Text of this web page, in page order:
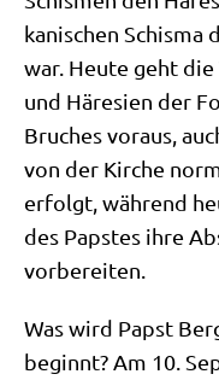
ka­ni­schen Schis­ma
war. Heu­te geht
und Häre­si­en der
Bru­ches vor­aus,
von der Kir­che
erfolgt, wäh­rend
des Pap­stes ihre
vorbereiten.
Was wird Papst
beginnt? Am 10.